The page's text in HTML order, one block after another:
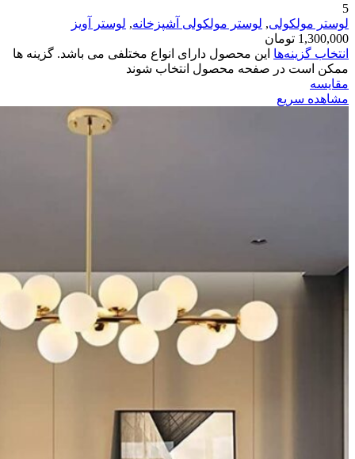
5
لوستر مولکولی, لوستر مولکولی آشپزخانه, لوستر آویز
1,300,000 تومان
انتخاب گزینه‌ها این محصول دارای انواع مختلفی می باشد. گزینه ها
ممکن است در صفحه محصول انتخاب شوند
مقایسه
مشاهده سریع